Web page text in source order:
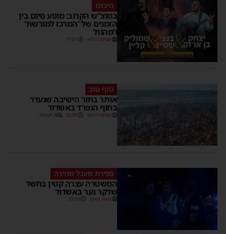
היכונו
במוצ”ש הקרוב: מופע סיום בין
הזמנים של 'המרכז למורשת'
ו'מהות'
מנחם דויטש 11:01
סוף טוב
אותר בחור הישיבה שנעדר
בחוף הנפרד באשדוד
מנחם דויטש 22:08 3 תגובות
סגירת מעגל מהירה
המשטרה עצרה קטין בחשד
שדקר נער באשדוד
משה קאהן 21:59